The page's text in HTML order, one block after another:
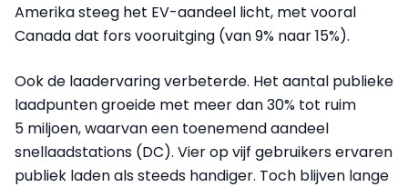
Amerika steeg het EV-aandeel licht, met vooral
Canada dat fors vooruitging (van 9% naar 15%).
Ook de laadervaring verbeterde. Het aantal publieke
laadpunten groeide met meer dan 30% tot ruim
5 miljoen, waarvan een toenemend aandeel
snellaadstations (DC). Vier op vijf gebruikers ervaren
publiek laden als steeds handiger. Toch blijven lange